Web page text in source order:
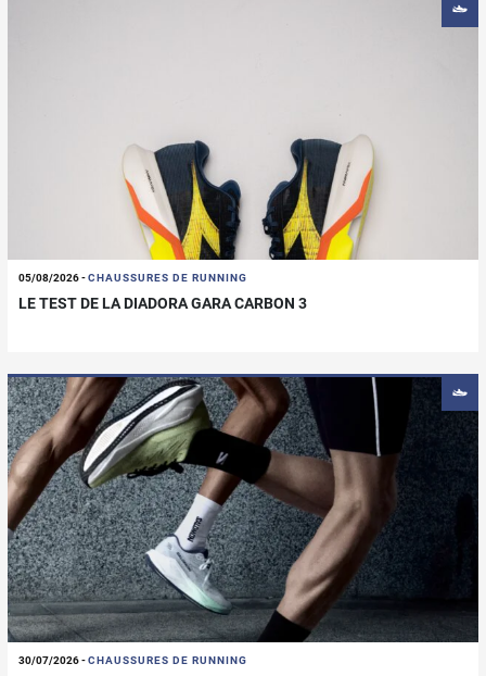
05/08/2026-CHAUSSURES DE RUNNING
LE TEST DE LA DIADORA GARA CARBON 3
30/07/2026-CHAUSSURES DE RUNNING